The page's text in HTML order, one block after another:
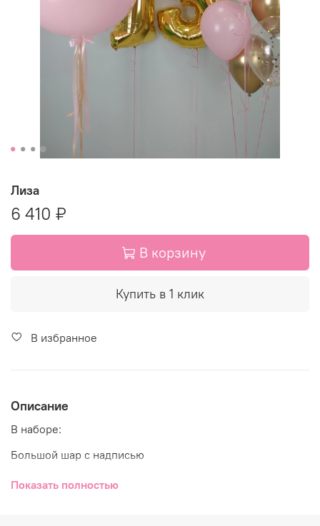
Лиза
6 410 ₽
В корзину
Купить в 1 клик
В избранное
Описание
В наборе:
Большой шар с надписью
2 цифры
Показать полностью